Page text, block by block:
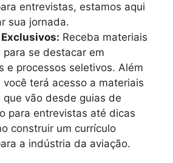
entrevistas, estamos aqui
sua jornada.
Receba materiais
para se destacar em
e processos seletivos. Além
você terá acesso a materiais
que vão desde guias de
para entrevistas até dicas
construir um currículo
a indústria da aviação.